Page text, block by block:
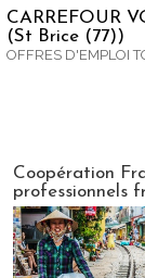
CARREFOUR
(St Brice (77))
OFFRES D'EMPLOI
Coopération
professionnels